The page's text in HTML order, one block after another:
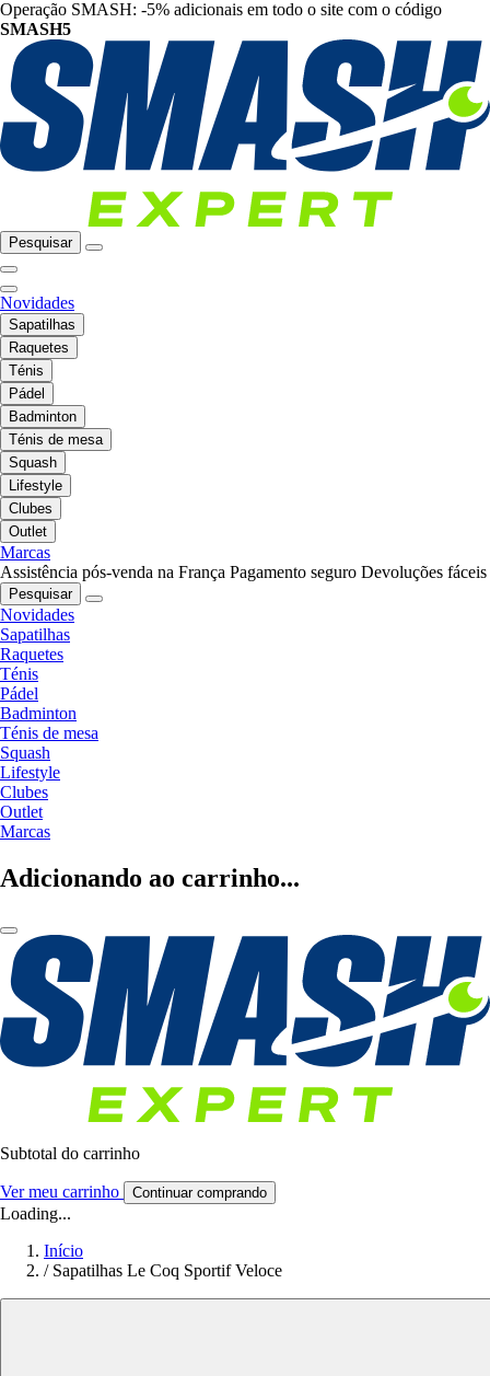
Operação SMASH: -5% adicionais em todo o site com o código
SMASH5
Pesquisar
Novidades
Sapatilhas
Raquetes
Ténis
Pádel
Badminton
Ténis de mesa
Squash
Lifestyle
Clubes
Outlet
Marcas
Assistência pós-venda na França Pagamento seguro Devoluções fáceis
Pesquisar
Novidades
Sapatilhas
Raquetes
Ténis
Pádel
Badminton
Ténis de mesa
Squash
Lifestyle
Clubes
Outlet
Marcas
Adicionando ao carrinho...
Subtotal do carrinho
Ver meu carrinho Continuar comprando
Loading...
Início
/ Sapatilhas Le Coq Sportif Veloce